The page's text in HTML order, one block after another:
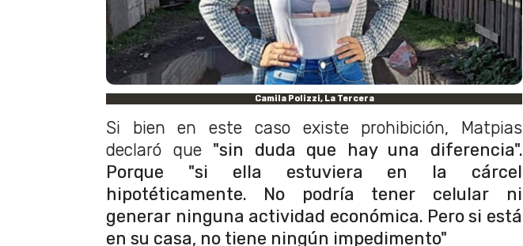
Camila Polizzi, La Tercera
Si bien en este caso existe prohibición, Matpias
declaró que "sin duda que hay una diferencia".
Porque "si ella estuviera en la cárcel
hipotéticamente. No podría tener celular ni
generar ninguna actividad económica. Pero si está
en su casa, no tiene ningún impedimento"